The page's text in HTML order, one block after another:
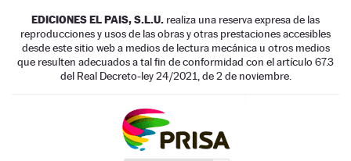
EDICIONES EL PAIS, S.L.U. realiza una reserva expresa de las
reproducciones y usos de las obras y otras prestaciones accesibles
desde este sitio web a medios de lectura mecánica u otros medios
que resulten adecuados a tal fin de conformidad con el artículo 67.3
del Real Decreto-ley 24/2021, de 2 de noviembre.